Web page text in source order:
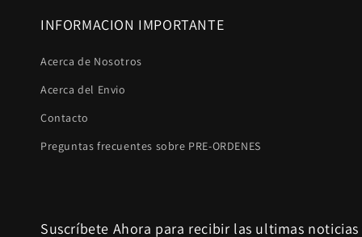
INFORMACION IMPORTANTE
Acerca de Nosotros
Acerca del Envio
Contacto
Preguntas frecuentes sobre PRE-ORDENES
Suscríbete Ahora para recibir las ultimas noticias